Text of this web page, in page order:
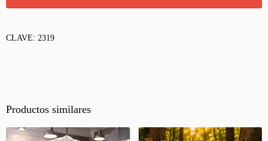
CLAVE: 2319
Productos similares